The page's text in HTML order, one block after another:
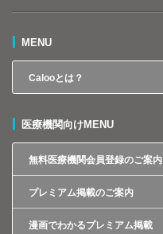
MENU
Calooとは？
医療機関向けMENU
無料医療機関会員登録のご案内
プレミアム掲載のご案内
漫画でわかるプレミアム掲載